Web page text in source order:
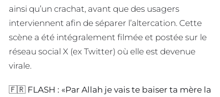
ainsi qu’un crachat, avant que des usagers
interviennent afin de séparer l’altercation. Cette
scène a été intégralement filmée et postée sur le
réseau social X (ex Twitter) où elle est devenue
virale.
🇫🇷 FLASH : «Par Allah je vais te baiser ta mère la